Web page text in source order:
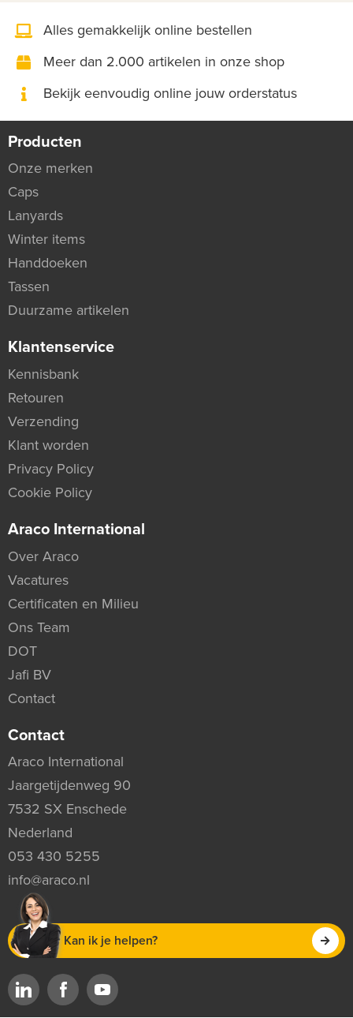
Alles gemakkelijk online bestellen
Meer dan 2.000 artikelen in onze shop
Bekijk eenvoudig online jouw orderstatus
Producten
Onze merken
Caps
Lanyards
Winter items
Handdoeken
Tassen
Duurzame artikelen
Klantenservice
Kennisbank
Retouren
Verzending
Klant worden
Privacy Policy
Cookie Policy
Araco International
Over Araco
Vacatures
Certificaten en Milieu
Ons Team
DOT
Jafi BV
Contact
Contact
Araco International
Jaargetijdenweg 90
7532 SX Enschede
Nederland
053 430 5255
info@araco.nl
Kan ik je helpen?